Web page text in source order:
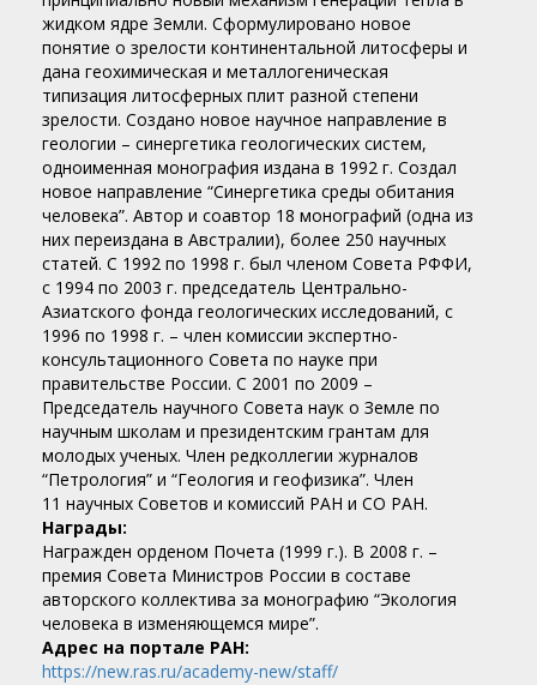
жидком ядре Земли. Сформулировано новое
понятие о зрелости континентальной литосферы и
дана геохимическая и металлогеническая
типизация литосферных плит разной степени
зрелости. Создано новое научное направление в
геологии – синергетика геологических систем,
одноименная монография издана в 1992 г. Создал
новое направление “Синергетика среды обитания
человека”. Автор и соавтор 18 монографий (одна из
них переиздана в Австралии), более 250 научных
статей. С 1992 по 1998 г. был членом Совета РФФИ,
с 1994 по 2003 г. председатель Центрально-
Азиатского фонда геологических исследований, с
1996 по 1998 г. – член комиссии экспертно-
консультационного Совета по науке при
правительстве России. С 2001 по 2009 –
Председатель научного Совета наук о Земле по
научным школам и президентским грантам для
молодых ученых. Член редколлегии журналов
“Петрология” и “Геология и геофизика”. Член
11 научных Советов и комиссий РАН и СО РАН.
Награды:
Награжден орденом Почета (1999 г.). В 2008 г. –
премия Совета Министров России в составе
авторского коллектива за монографию “Экология
человека в изменяющемся мире”.
Адрес на портале РАН:
https://new.ras.ru/academy-new/staff/